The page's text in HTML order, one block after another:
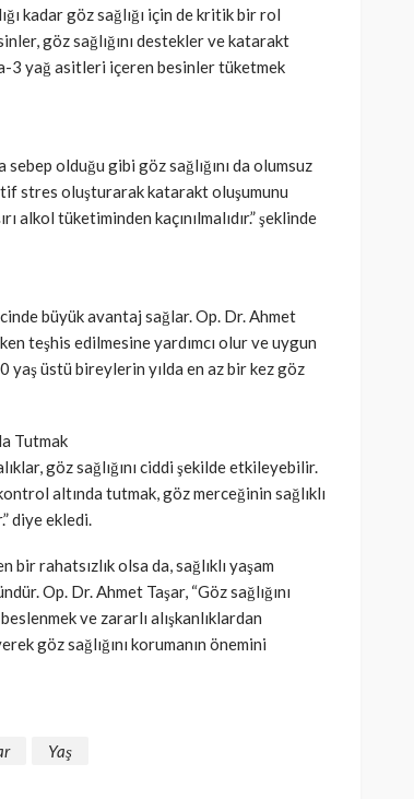
kadar göz sağlığı için de kritik bir rol
göz sağlığını destekler ve katarakt
3 yağ asitleri içeren besinler tüketmek
olduğu gibi göz sağlığını da olumsuz
stres oluşturarak katarakt oluşumunu
alkol tüketiminden kaçınılmalıdır.” şeklinde
büyük avantaj sağlar. Op. Dr. Ahmet
teşhis edilmesine yardımcı olur ve uygun
yaş üstü bireylerin yılda en az bir kez göz
Tutmak
göz sağlığını ciddi şekilde etkileyebilir.
altında tutmak, göz merceğinin sağlıklı
diye ekledi.
rahatsızlık olsa da, sağlıklı yaşam
Op. Dr. Ahmet Taşar, “Göz sağlığını
ve zararlı alışkanlıklardan
göz sağlığını korumanın önemini
Yaş